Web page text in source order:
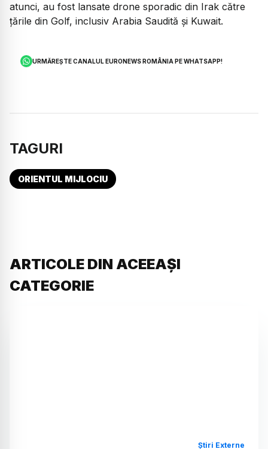
atunci, au fost lansate drone sporadic din Irak către
țările din Golf, inclusiv Arabia Saudită și Kuwait.
URMĂREȘTE CANALUL EURONEWS ROMÂNIA PE WHATSAPP!
TAGURI
ORIENTUL MIJLOCIU
ARTICOLE DIN ACEEAȘI
CATEGORIE
Știri Externe